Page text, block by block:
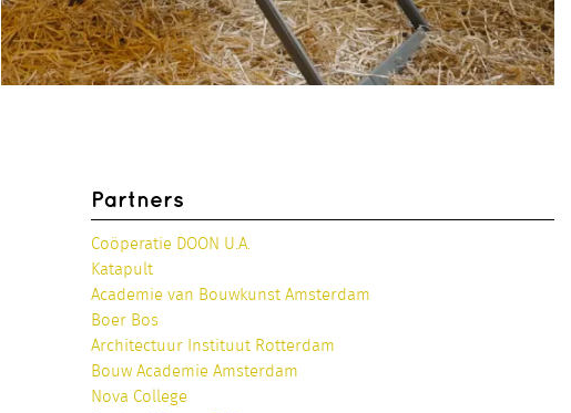
Partners
Coöperatie DOON U.A.
Katapult
Academie van Bouwkunst Amsterdam
Boer Bos
Architectuur Instituut Rotterdam
Bouw Academie Amsterdam
Nova College